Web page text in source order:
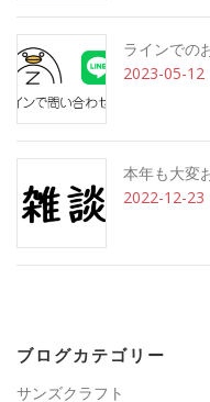
ラインでの
2023-05-12
本年も大変
2022-12-23
ブログカテゴリー
サンズクラフト